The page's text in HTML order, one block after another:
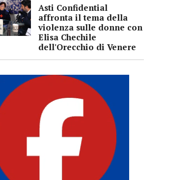
Asti Confidential
affronta il tema della
violenza sulle donne con
Elisa Chechile
dell'Orecchio di Venere